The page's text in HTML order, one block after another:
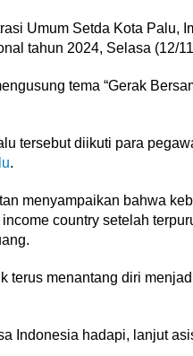
Umum Setda Kota Palu,
tahun 2024, Selasa (12/
tema “Gerak
tersebut diikuti para
.
menyampaikan bahwa
country setelah
terus menantang diri
Indonesia hadapi, lanjut